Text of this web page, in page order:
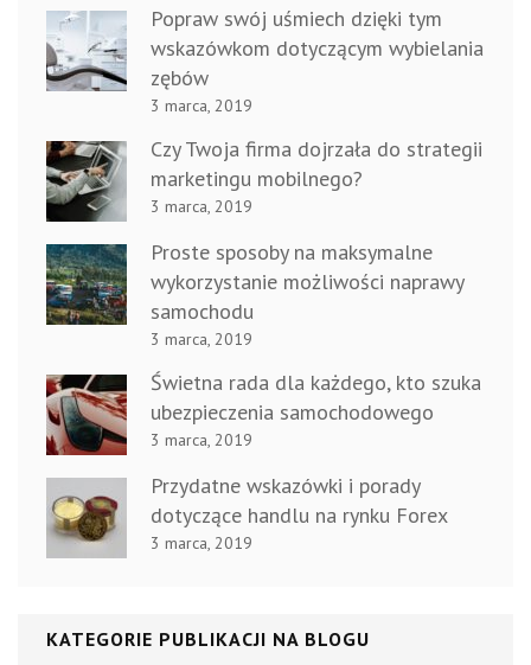
Popraw swój uśmiech dzięki tym
wskazówkom dotyczącym wybielania
zębów
3 marca, 2019
Czy Twoja firma dojrzała do strategii
marketingu mobilnego?
3 marca, 2019
Proste sposoby na maksymalne
wykorzystanie możliwości naprawy
samochodu
3 marca, 2019
Świetna rada dla każdego, kto szuka
ubezpieczenia samochodowego
3 marca, 2019
Przydatne wskazówki i porady
dotyczące handlu na rynku Forex
3 marca, 2019
KATEGORIE PUBLIKACJI NA BLOGU